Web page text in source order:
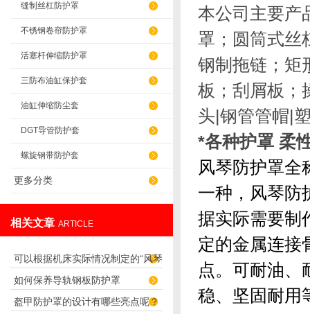
缝制丝杠防护罩
不锈钢卷帘防护罩
活塞杆伸缩防护罩
三防布油缸保护套
油缸伸缩防尘套
DGT导管防护套
螺旋钢带防护套
更多分类
相关文章 ARTICLE
可以根据机床实际情况制定的“风琴
导轨防护罩”
如何保养导轨钢板防护罩
盔甲防护罩的设计有哪些亮点呢？
本公司主要产
罩；圆筒式丝
钢制拖链；矩
板；刮屑板；
头|钢管管帽|
*各种护罩 柔
风琴防护罩全
一种，风琴防
据实际需要制
定的金属连接
点。可耐油、
稳、坚固耐用